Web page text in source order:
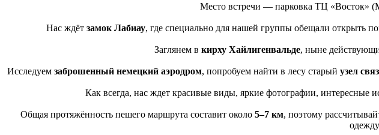
Место встречи — парковка ТЦ «Восток»
Нас ждёт замок Лабиау, где специально для нашей группы обещали открыть
Заглянем в кирху Хайлигенвальде, ныне
Исследуем заброшенный немецкий аэродром, попробуем найти в лесу старый узел
Как всегда, нас ждет красивые виды, яркие фотографии,
Общая протяжённость пешего маршрута составит около 5–7 км, поэтому